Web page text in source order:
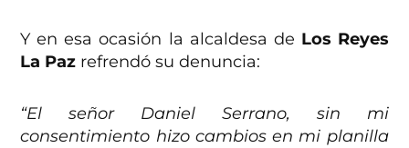
Y en esa ocasión la alcaldesa de Los Reyes
La Paz refrendó su denuncia:
“El señor Daniel Serrano, sin mi
consentimiento hizo cambios en mi planilla